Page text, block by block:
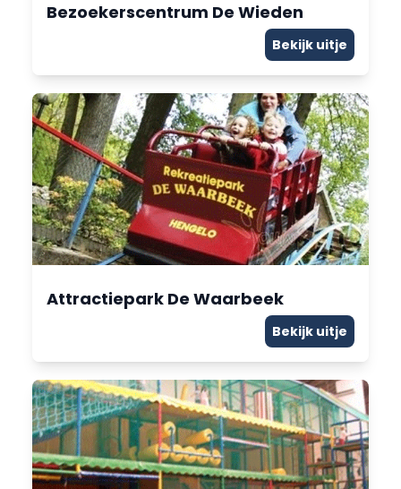
Bezoekerscentrum De Wieden
Bekijk uitje
Attractiepark De Waarbeek
Bekijk uitje